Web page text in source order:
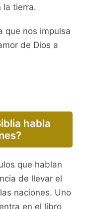
la tierra.
que nos impulsa
de Dios a
habla
que hablan
de llevar el
naciones. Uno
en el libro